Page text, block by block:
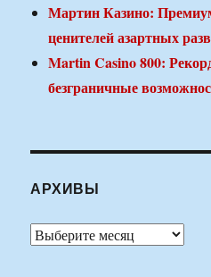
Мартин Казино:
ценителей азартных
Martin Casino 800:
безграничные
АРХИВЫ
Архивы